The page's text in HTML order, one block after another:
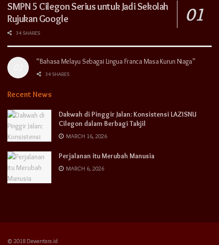
SMPN 5 Cilegon Serius untuk Jadi Sekolah
Rujukan Google
34 SHARES
“Bahasa Melayu Sebagai Lingua Franca Masa Kurun Niaga”
34 SHARES
Recent News
Dakwah di Pinggir Jalan: Konsistensi LAZISNU
Cilegon dalam Berbagi Takjil
MARCH 16, 2026
Perjalanan itu Merubah Manusia
MARCH 6, 2026
© 2018 Dewantara.id